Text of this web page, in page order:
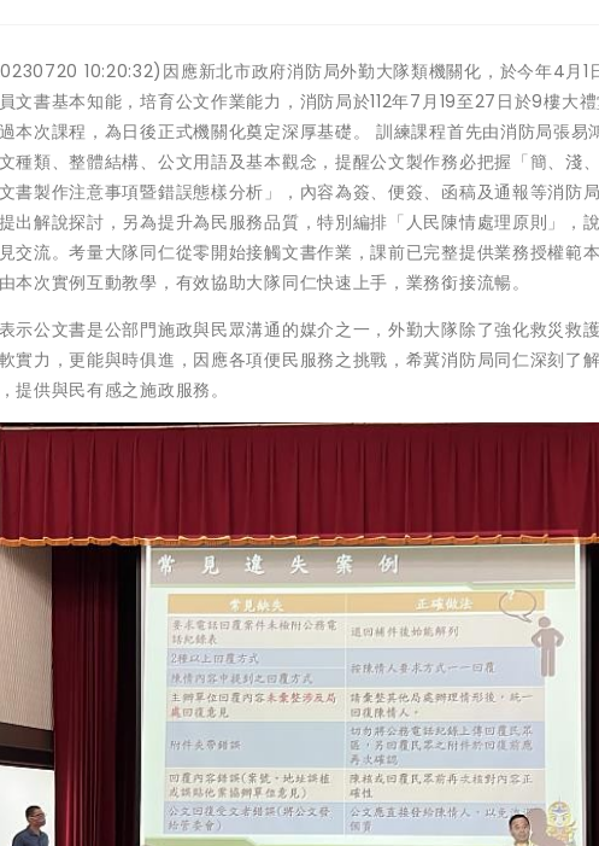
10:20:32)因應新北市政府消防局外勤大隊類機關化，於今年4月1
文書基本知能，培育公文作業能力，消防局於112年7月19至27日於9樓大
本次課程，為日後正式機關化奠定深厚基礎。 訓練課程首先由消防局張易
種類、整體結構、公文用語及基本觀念，提醒公文製作務必把握「簡、淺
書製作注意事項暨錯誤態樣分析」，內容為簽、便簽、函稿及通報等消防
出解說探討，另為提升為民服務品質，特別編排「人民陳情處理原則」，
交流。考量大隊同仁從零開始接觸文書作業，課前已完整提供業務授權範
本次實例互動教學，有效協助大隊同仁快速上手，業務銜接流暢。
示公文書是公部門施政與民眾溝通的媒介之一，外勤大隊除了強化救災救
實力，更能與時俱進，因應各項便民服務之挑戰，希冀消防局同仁深刻了
提供與民有感之施政服務。